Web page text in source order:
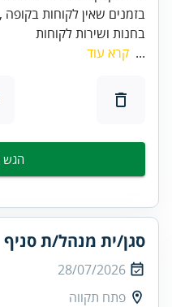
בזמנים שאין לקוחות
בחנות ושירות לקוחות
... קרא עוד
הגש
סגן/ית מנהל/ת סניף
28/07/2026
פתח תקווה